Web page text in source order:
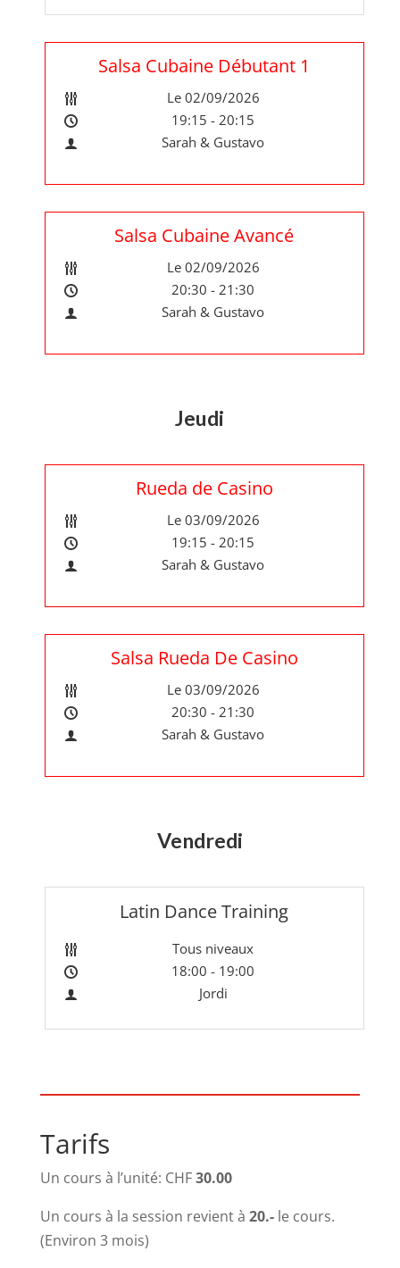
Salsa Cubaine Débutant 1
Le 02/09/2026
19:15 - 20:15
Sarah & Gustavo
Salsa Cubaine Avancé
Le 02/09/2026
20:30 - 21:30
Sarah & Gustavo
Jeudi
Rueda de Casino
Le 03/09/2026
19:15 - 20:15
Sarah & Gustavo
Salsa Rueda De Casino
Le 03/09/2026
20:30 - 21:30
Sarah & Gustavo
Vendredi
Latin Dance Training
Tous niveaux
18:00 - 19:00
Jordi
Tarifs
Un cours à l’unité: CHF30.00
Un cours à la session revient à 20.-le cours.
(Environ 3 mois)